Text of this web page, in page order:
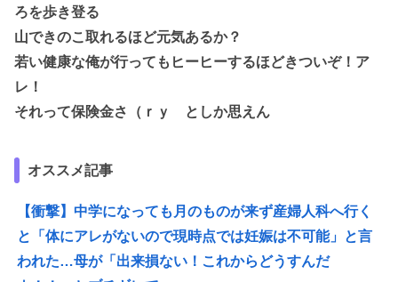
ろを歩き登る
山できのこ取れるほど元気あるか？
若い健康な俺が行ってもヒーヒーするほどきついぞ！ア
レ！
それって保険金さ（ｒｙ としか思えん
オススメ記事
【衝撃】中学になっても月のものが来ず産婦人科へ行く
と「体にアレがないので現時点では妊娠は不可能」と言
われた…母が「出来損ない！これからどうすんだ